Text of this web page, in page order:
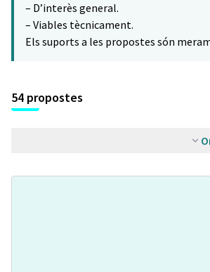
– D’interès general.
– Viables tècnicament.
Els suports a les propostes són
54 propostes